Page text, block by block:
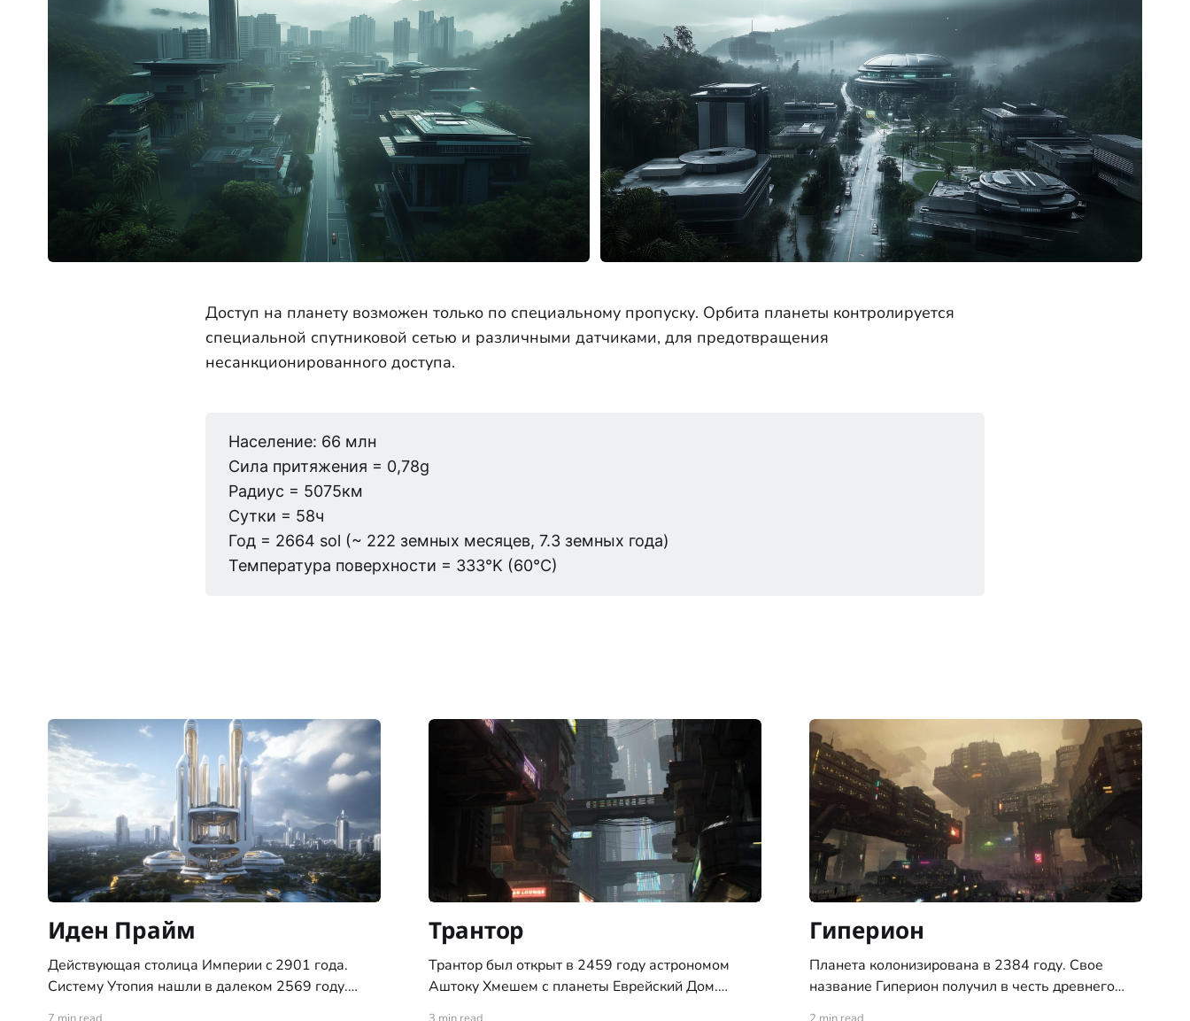
Доступ на планету возможен только по специальному пропуску. Орбита планеты контролируется
специальной спутниковой сетью и различными датчиками, для предотвращения
несанкционированного доступа.
Население: 66 млн
Сила притяжения = 0,78g
Радиус = 5075км
Сутки = 58ч
Год = 2664 sol (~ 222 земных месяцев, 7.3 земных года)
Температура поверхности = 333°K (60°C)
Иден Прайм
Действующая столица Империи c 2901 года.
Систему Утопия нашли в далеком 2569 году.
Трантор
Трантор был открыт в 2459 году астрономом
Аштоку Хмешем с планеты Еврейский Дом.
Гиперион
Планета колонизирована в 2384 году. Свое
название Гиперион получил в честь древнего